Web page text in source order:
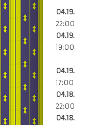
04.19.
22:00
04.19.
19:00
04.19.
17:00
04.18.
22:00
04.18.